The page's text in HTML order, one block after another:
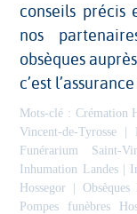
conseils précis
nos
obsèques
c’est l’assurance
Mots-clé : Crémation
Vincent-de-Tyrosse
Funérarium Saint-
Inhumation Landes|
Hossegor
Obsèques
Pompes funèbres